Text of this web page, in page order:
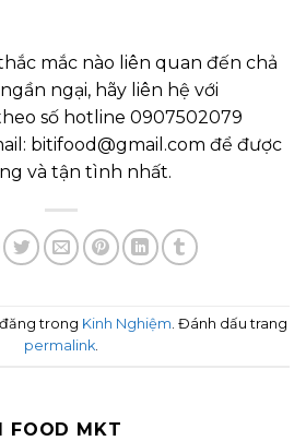
mắc nào liên quan đến chả
ngại, hãy liên hệ với
số hotline 0907502079
bitifood@gmail.com để được
và tận tình nhất.
trong Kinh Nghiệm. Đánh dấu trang
permalink.
FOOD MKT